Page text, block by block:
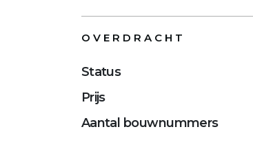
OVERDRACHT
Status
Prijs
Aantal bouwnummers